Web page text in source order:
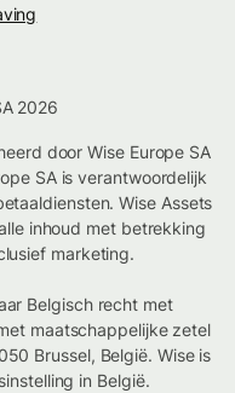
2026
door Wise Europe SA
SA is verantwoordelijk
Wise Assets
inhoud met betrekking
marketing.
Belgisch recht met
maatschappelijke zetel
Brussel, België. Wise is
in België.